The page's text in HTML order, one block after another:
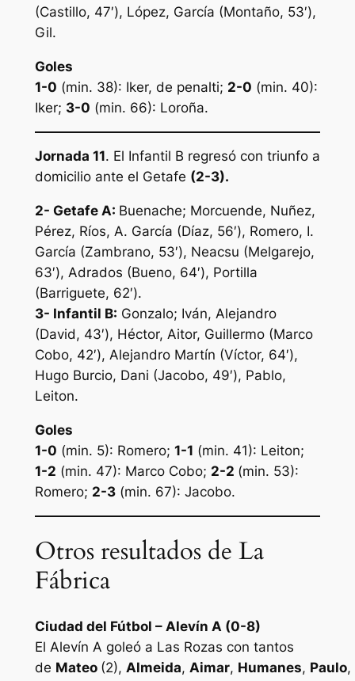
(Castillo, 47′), López, García (Montaño, 53′),
Gil.
Goles
1-0 (min. 38): Iker, de penalti; 2-0 (min. 40):
Iker; 3-0 (min. 66): Loroña.
Jornada 11. El Infantil B regresó con triunfo a
domicilio ante el Getafe (2-3).
2- Getafe A: Buenache; Morcuende, Nuñez,
Pérez, Ríos, A. García (Díaz, 56′), Romero, I.
García (Zambrano, 53′), Neacsu (Melgarejo,
63′), Adrados (Bueno, 64′), Portilla
(Barriguete, 62′).
3- Infantil B: Gonzalo; Iván, Alejandro
(David, 43′), Héctor, Aitor, Guillermo (Marco
Cobo, 42′), Alejandro Martín (Víctor, 64′),
Hugo Burcio, Dani (Jacobo, 49′), Pablo,
Leiton.
Goles
1-0 (min. 5): Romero; 1-1 (min. 41): Leiton;
1-2 (min. 47): Marco Cobo; 2-2 (min. 53):
Romero; 2-3(min. 67): Jacobo.
Otros resultados de La
Fábrica
Ciudad del Fútbol – Alevín A (0-8)
El Alevín A goleó a Las Rozas con tantos
de Mateo (2), Almeida, Aimar, Humanes, Paulo,